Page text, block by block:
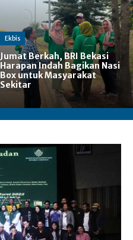
Ekbis
Jumat Berkah, BRI Bekasi
Harapan Indah Bagikan Nasi
Box untuk Masyarakat
Sekitar